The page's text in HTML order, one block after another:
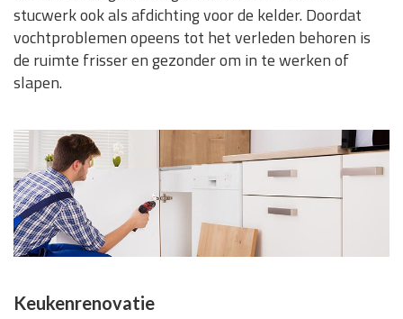
stucwerk ook als afdichting voor de kelder. Doordat
vochtproblemen opeens tot het verleden behoren is
de ruimte frisser en gezonder om in te werken of
slapen.
Keukenrenovatie